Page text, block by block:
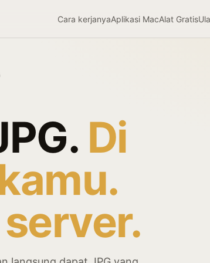
Cara kerjanyaAplikasi MacAlat Gratis
Di